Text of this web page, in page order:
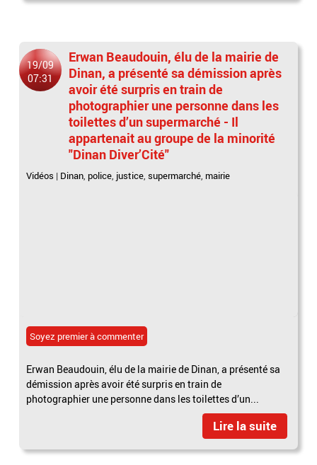
19/09
07:31
Erwan Beaudouin, élu de la mairie de
Dinan, a présenté sa démission après
avoir été surpris en train de
photographier une personne dans les
toilettes d’un supermarché - Il
appartenait au groupe de la minorité
"Dinan Diver’Cité"
Vidéos | Dinan, police, justice,supermarché, mairie
Soyez premier à commenter
Erwan Beaudouin, élu de la mairie de Dinan, a présenté sa
démission après avoir été surpris en train de
photographier une personne dans les toilettes d’un...
Lire la suite